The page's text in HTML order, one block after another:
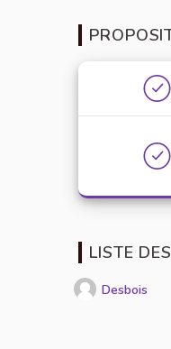
LISTE
Desbois